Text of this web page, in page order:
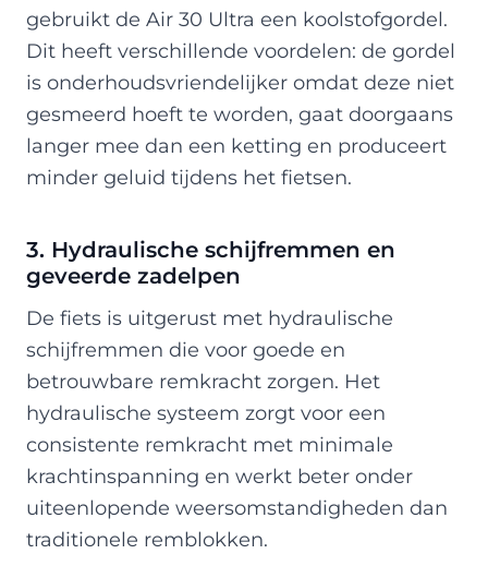
gebruikt de Air 30 Ultra een koolstofgordel.
Dit heeft verschillende voordelen: de gordel
is onderhoudsvriendelijker omdat deze niet
gesmeerd hoeft te worden, gaat doorgaans
langer mee dan een ketting en produceert
minder geluid tijdens het fietsen.
3. Hydraulische schijfremmen en
geveerde zadelpen
De fiets is uitgerust met hydraulische
schijfremmen die voor goede en
betrouwbare remkracht zorgen. Het
hydraulische systeem zorgt voor een
consistente remkracht met minimale
krachtinspanning en werkt beter onder
uiteenlopende weersomstandigheden dan
traditionele remblokken.